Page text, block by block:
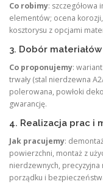
Co robimy: szczegółowa
elementów; ocena
kosztorysu z opcjami
3. Dobór
Co proponujemy:
trwały (stal nierdzewna
polerowana, powłoki
gwarancję.
4. Realizacja prac i
Jak pracujemy:
powierzchni, montaż z
nierdzewnych, precyzyjna
porządku i